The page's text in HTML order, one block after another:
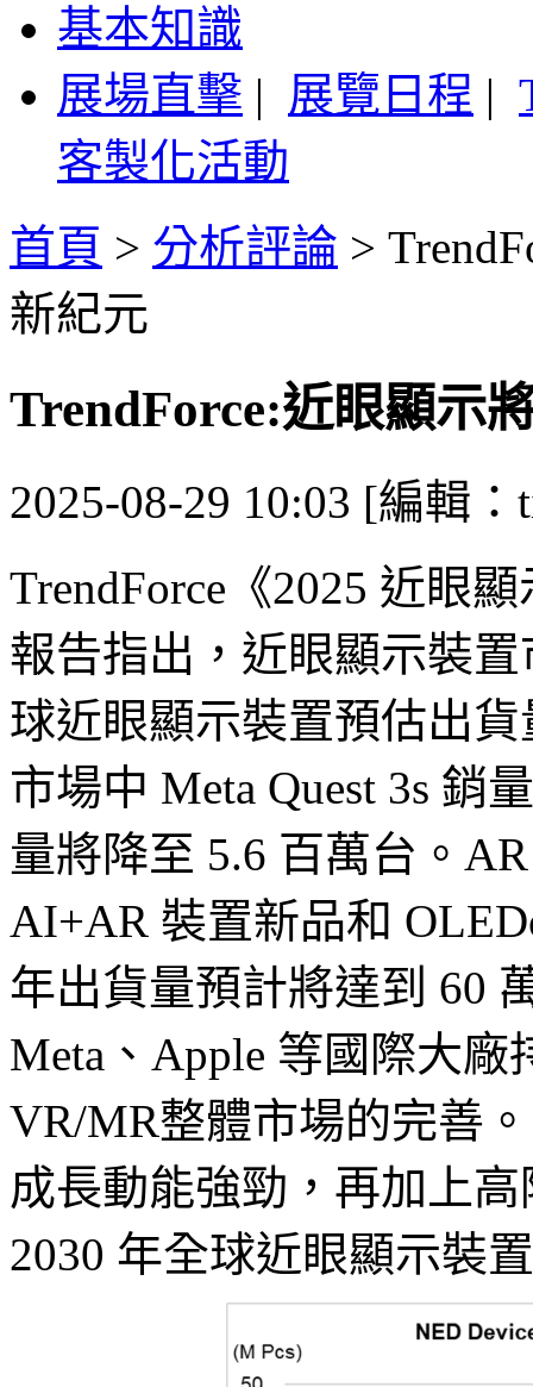
基本知識
展場直擊 | 展覽日程 |
客製化活動
首頁 > 分析評論 >
新紀元
TrendForce:近眼顯示
2025-08-29 10:03 [編輯：
TrendForce《2025 近眼
報告指出，近眼顯示裝
球近眼顯示裝置預估出
市場中 Meta Quest 3s 銷
量將降至 5.6 百萬台。
AI+AR 裝置新品和
年出貨量預計將達到 60
Meta、Apple 等國際大
VR/MR整體市場的完善
成長動能強勁，再加上
2030 年全球近眼顯示裝